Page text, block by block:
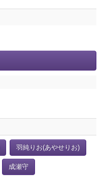
羽純りお(あやせりお)
成瀬守